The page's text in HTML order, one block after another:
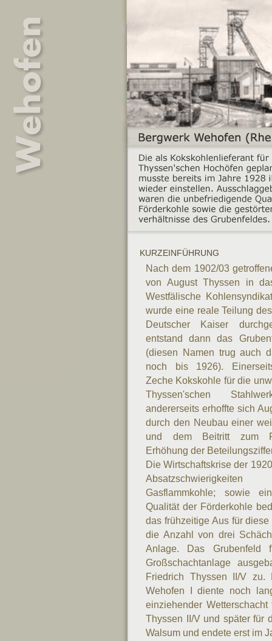
KURZEINFÜHRUNG
Nach dem 1902/03
von August Thyssen in
Westfälische
wurde eine reale Teilung
Deutscher Kaiser
entstand dann das
(diesen Namen trug auch
noch bis 1926).
Zeche Kokskohle für die
Thyssen'schen
andererseits erhoffte sich
durch den Neubau einer
und dem Beitritt zum
Erhöhung der
Die Wirtschaftskrise der
Gasflammkohle; sowie
Qualität der Förderkohle
das frühzeitige Aus für
die Anzahl von drei
Anlage. Das Grubenfeld
Großschachtanlage
Friedrich Thyssen II/V zu.
Wehofen I diente noch
einziehender Wetterschacht
Thyssen II/V und später für
Walsum und endete erst im